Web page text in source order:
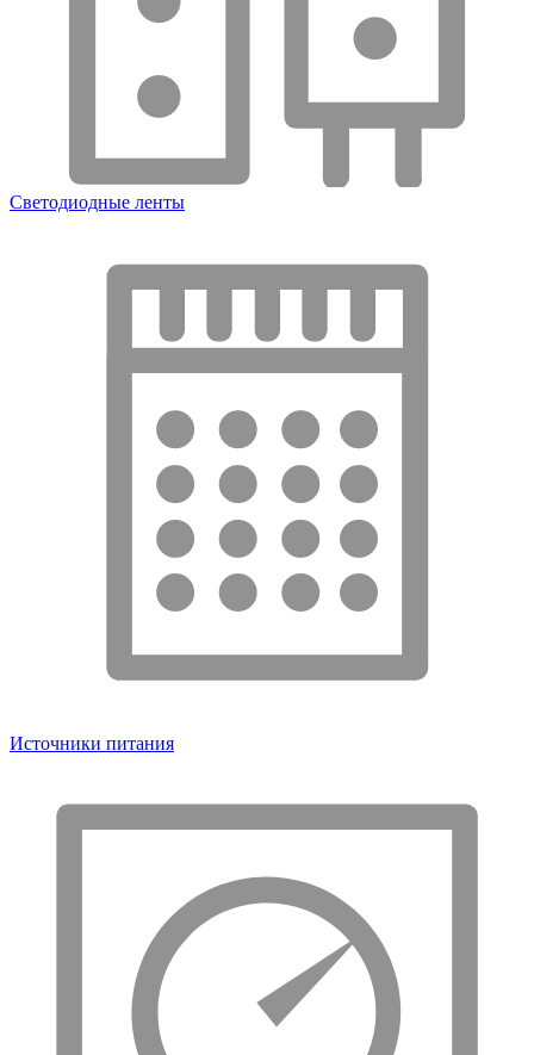
Светодиодные ленты
Источники питания